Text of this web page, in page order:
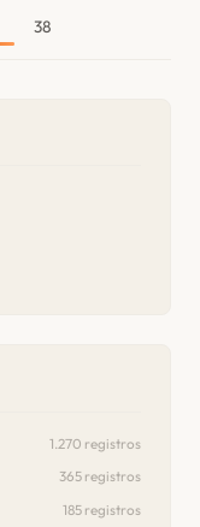
38
1.270 registros
365 registros
185 registros